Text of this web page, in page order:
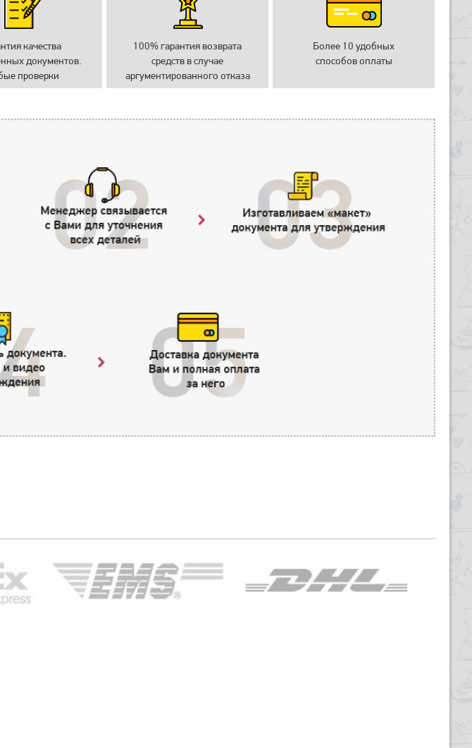
качества
документов.
проверки
100% гарантия возврата
средств в случае
аргументированного отказа
Более 10 удобных
способов оплаты